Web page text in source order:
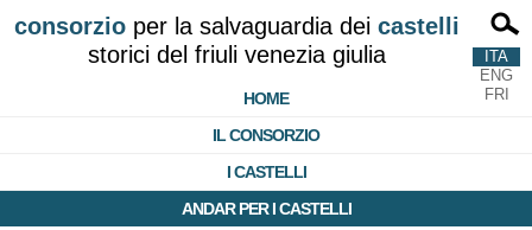
consorzioper la salvaguardia dei castelli
storici del friuli venezia giulia
HOME
IL CONSORZIO
I CASTELLI
ANDAR PER I CASTELLI
ITA
ENG
FRI